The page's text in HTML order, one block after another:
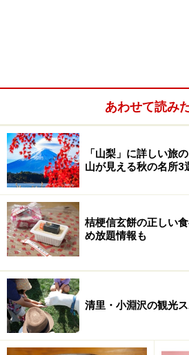
「プレミアム桔梗信玄餅吟造り」8個
小さな容器にきな粉をまぶした3
ます。特製の濃い黒蜜をかけて食
もから大人まで楽しめる“ふるさと
ったプレミアムバージョン「プレ
り」もあり、こちらはきな粉に丹
黒蜜に国産アカシヤの蜂蜜を加え
ストに仕上げたもの。笛吹市一宮
「社員特価販売1/2」では、賞味
アウトレット特価で入手できます。
・桔梗屋「桔梗信玄餅」
あわせて読み
「山梨」に詳しい旅
山が見える秋の名所3
桔梗信玄餅の正しい
め放題情報も
清里・小淵沢の観光